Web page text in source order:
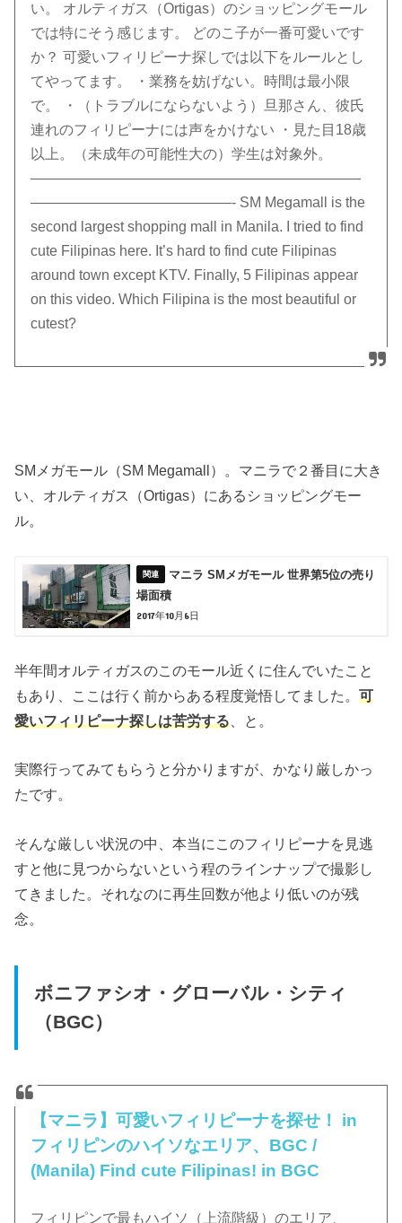
い。 オルティガス（Ortigas）のショッピングモール
では特にそう感じます。 どのこ子が一番可愛いです
か？ 可愛いフィリピーナ探しでは以下をルールとし
てやってます。 ・業務を妨げない。時間は最小限
で。 ・（トラブルにならないよう）旦那さん、彼氏
連れのフィリピーナには声をかけない ・見た目18歳
以上。（未成年の可能性大の）学生は対象外。
———————————————————————
——————————————- SM Megamall is the
second largest shopping mall in Manila. I tried to find
cute Filipinas here. It’s hard to find cute Filipinas
around town except KTV. Finally, 5 Filipinas appear
on this video. Which Filipina is the most beautiful or
cutest?
SMメガモール（SM Megamall）。マニラで２番目に大き
い、オルティガス（Ortigas）にあるショッピングモー
ル。
マニラ SMメガモール 世界第5位の売り
場面積
2017年10月6日
半年間オルティガスのこのモール近くに住んでいたこと
もあり、ここは行く前からある程度覚悟してました。可
愛いフィリピーナ探しは苦労する 、と。
実際行ってみてもらうと分かりますが、かなり厳しかっ
たです。
そんな厳しい状況の中、本当にこのフィリピーナを見逃
すと他に見つからないという程のラインナップで撮影し
てきました。それなのに再生回数が他より低いのが残
念。
ボニファシオ・グローバル・シティ
（BGC）
【マニラ】可愛いフィリピーナを探せ！ in
フィリピンのハイソなエリア、BGC /
(Manila) Find cute Filipinas! in BGC
フィリピンで最もハイソ（上流階級）のエリア、